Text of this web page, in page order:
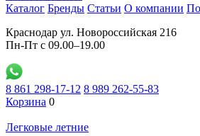
Каталог Бренды Статьи О компании
Краснодар ул. Новороссийская 216
Пн-Пт с 09.00–19.00
8 861 298-17-12 8 989 262-55-83
Корзина 0
Легковые летние